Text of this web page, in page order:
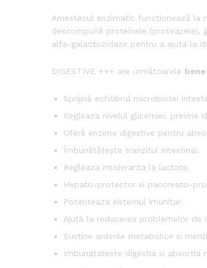
Amestecul enzimatic funcționează la
descompună proteinele (proteazele),
alfa-galactozidaze pentru a ajuta la
DIGESTIVE +++ are următoarele
Sprijină echilibrul microbiotei
Regleaza nivelul glicemiei, previne
Oferă enzime digestive pentru
Îmbunătățește tranzitul intestinal.
Regleaza intoleranta la lactate.
Hepato-protector si pancreato-
Potenteaza sistemul imunitar.
Ajută la reducerea problemelor de
Susține arderile metabolice si
Imbunatateste digestia si absortia